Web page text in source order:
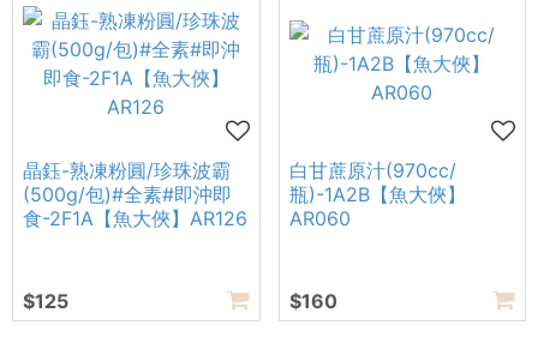
晶鈺-熟凍粉圓/珍珠波霸
(500g/包)#全素#即沖即
食-2F1A【魚大俠】AR126
$125
白甘蔗原汁(970cc/
瓶)-1A2B【魚大俠】
AR060
$160